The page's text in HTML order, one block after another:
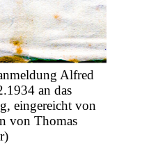
Alfred
an das
eingereicht von
von Thomas